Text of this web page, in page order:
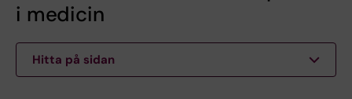
i medicin
Hitta på sidan